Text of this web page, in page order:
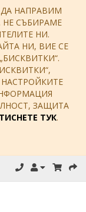
ДА НАПРАВИМ
НЕ СЪБИРАМЕ
НИ.
НИ, ВИЕ СЕ
ЗАЩИТА
ТУК.